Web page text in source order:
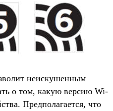
неискушенным
о том, какую версию Wi-
Предполагается, что